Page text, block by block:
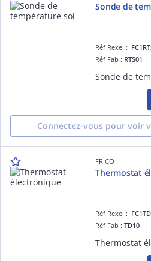
Sonde de
Réf Rexel :
Réf Fab : RTS01
Connectez-vous pour voir
FRICO
Thermostat
Réf Rexel :
Réf Fab :TD10